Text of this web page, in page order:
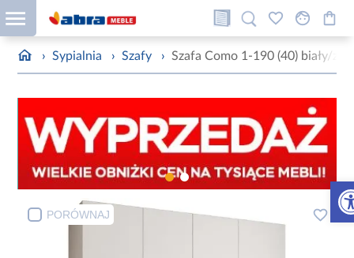
› Sypialnia › Szafy › Szafa Como 1-190 (40) biały/
PORÓWNAJ